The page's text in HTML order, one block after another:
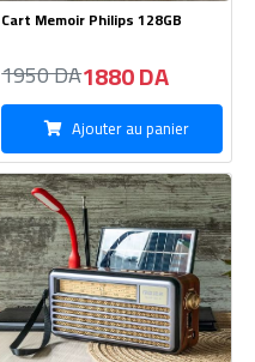
Radio M-521bt-s
2800 DA2780 DA
Ajouter au panier